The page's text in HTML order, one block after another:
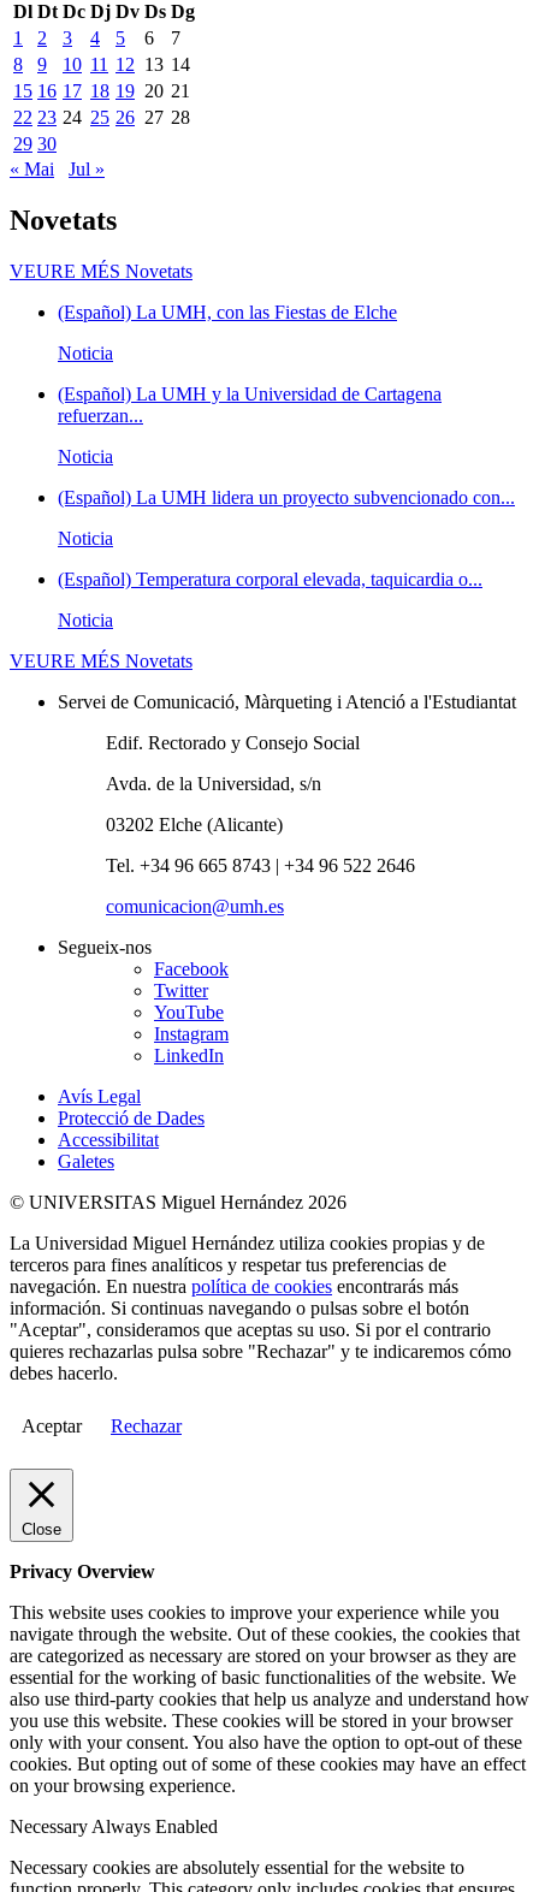
Dl Dt Dc Dj Dv Ds Dg
1
2 3 4 5 6
7
8
9 10 11 12 13 14
15 16 17 18 19 20 21
22 23 24 25 26 27 28
29 30
« Mai
Jul »
Novetats
VEURE MÉS Novetats
(Español) La UMH, con las Fiestas de Elche
Noticia
(Español) La UMH y la Universidad de Cartagena
refuerzan...
Noticia
(Español) La UMH lidera un proyecto subvencionado con...
Noticia
(Español) Temperatura corporal elevada, taquicardia o...
Noticia
VEURE MÉS Novetats
Servei de Comunicació, Màrqueting i Atenció a l'Estudiantat
Edif. Rectorado y Consejo Social
Avda. de la Universidad, s/n
03202 Elche (Alicante)
Tel. +34 96 665 8743 | +34 96 522 2646
comunicacion@umh.es
Segueix-nos
Facebook
Twitter
YouTube
Instagram
LinkedIn
Avís Legal
Protecció de Dades
Accessibilitat
Galetes
© UNIVERSITAS Miguel Hernández 2026
La Universidad Miguel Hernández utiliza cookies propias y de
terceros para fines analíticos y respetar tus preferencias de
navegación. En nuestra política de cookies encontrarás más
información. Si continuas navegando o pulsas sobre el botón
"Aceptar", consideramos que aceptas su uso. Si por el contrario
quieres rechazarlas pulsa sobre "Rechazar" y te indicaremos cómo
debes hacerlo.
Aceptar Rechazar
Close
Privacy Overview
This website uses cookies to improve your experience while you
navigate through the website. Out of these cookies, the cookies that
are categorized as necessary are stored on your browser as they are
essential for the working of basic functionalities of the website. We
also use third-party cookies that help us analyze and understand how
you use this website. These cookies will be stored in your browser
only with your consent. You also have the option to opt-out of these
cookies. But opting out of some of these cookies may have an effect
on your browsing experience.
Necessary Always Enabled
Necessary cookies are absolutely essential for the website to